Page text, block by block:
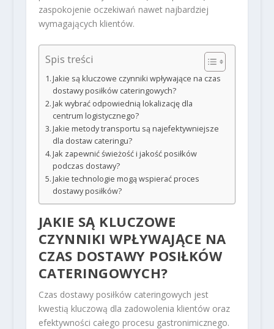
zaspokojenie oczekiwań nawet najbardziej
wymagających klientów.
Spis treści
Jakie są kluczowe czynniki wpływające na czas
dostawy posiłków cateringowych?
Jak wybrać odpowiednią lokalizację dla
centrum logistycznego?
Jakie metody transportu są najefektywniejsze
dla dostaw cateringu?
Jak zapewnić świeżość i jakość posiłków
podczas dostawy?
Jakie technologie mogą wspierać proces
dostawy posiłków?
JAKIE SĄ KLUCZOWE
CZYNNIKI WPŁYWAJĄCE NA
CZAS DOSTAWY POSIŁKÓW
CATERINGOWYCH?
Czas dostawy posiłków cateringowych jest
kwestią kluczową dla zadowolenia klientów oraz
efektywności całego procesu gastronimicznego.